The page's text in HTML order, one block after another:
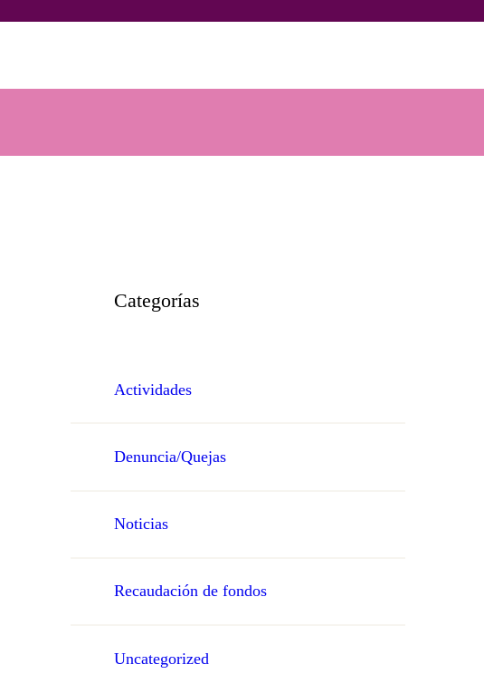
Categorías
Actividades
Denuncia/Quejas
Noticias
Recaudación de fondos
Uncategorized